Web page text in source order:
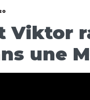
Viktor
une